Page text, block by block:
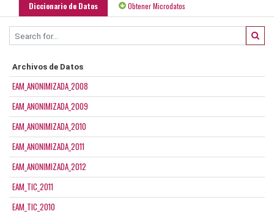
Diccionario de Datos Obtener Microdatos
Archivos de Datos
EAM_ANONIMIZADA_2008
EAM_ANONIMIZADA_2009
EAM_ANONIMIZADA_2010
EAM_ANONIMIZADA_2011
EAM_ANONIMIZADA_2012
EAM_TIC_2011
EAM_TIC_2010